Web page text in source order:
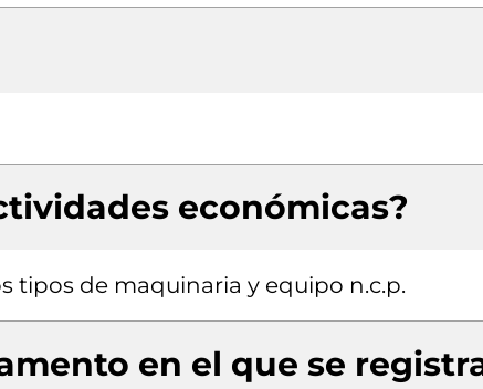
económicas?
tipos de maquinaria y equipo n.c.p.
en el que se